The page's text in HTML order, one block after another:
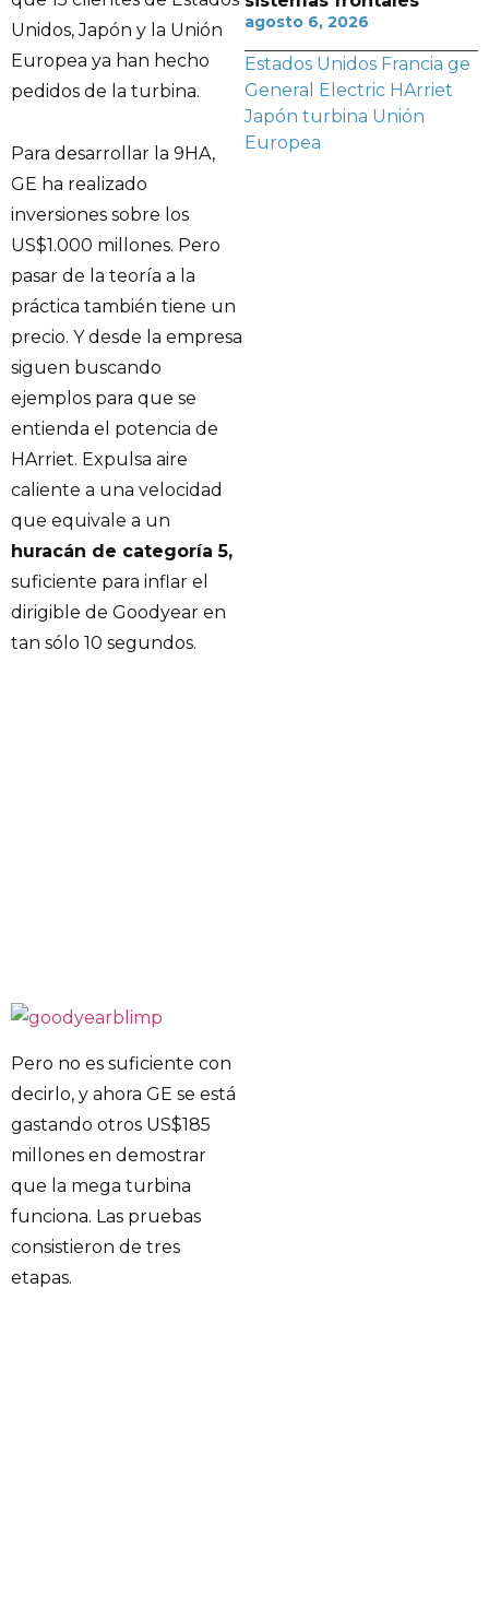
Unidos, Japón y la Unión
Europea ya han hecho
pedidos de la turbina.
Para desarrollar la 9HA,
GE ha realizado
inversiones sobre los
US$1.000 millones. Pero
pasar de la teoría a la
práctica también tiene un
precio. Y desde la empresa
siguen buscando
ejemplos para que se
entienda el potencia de
HArriet. Expulsa aire
caliente a una velocidad
que equivale a un
huracán de categoría 5,
suficiente para inflar el
dirigible de Goodyear en
tan sólo 10 segundos.
Pero no es suficiente con
decirlo, y ahora GE se está
gastando otros US$185
millones en demostrar
que la mega turbina
funciona. Las pruebas
consistieron de tres
etapas.
agosto 6, 2026
Estados Unidos Francia ge
General Electric HArriet
Japón turbina Unión
Europea